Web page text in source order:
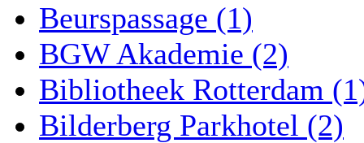
Beurspassage (1)
BGW Akademie (2)
Bibliotheek Rotterdam
Bilderberg Parkhotel (2)